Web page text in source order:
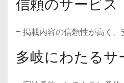
信頼のサービス
– 掲載内容の信頼性が高く
多岐にわたるサ